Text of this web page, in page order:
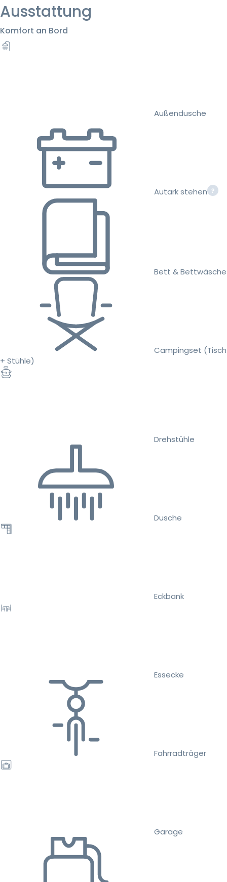
Ausstattung
Komfort an Bord
Außendusche
Autark stehen
Bett & Bettwäsche
Campingset (Tisch
+ Stühle)
Drehstühle
Dusche
Eckbank
Essecke
Fahrradträger
Garage